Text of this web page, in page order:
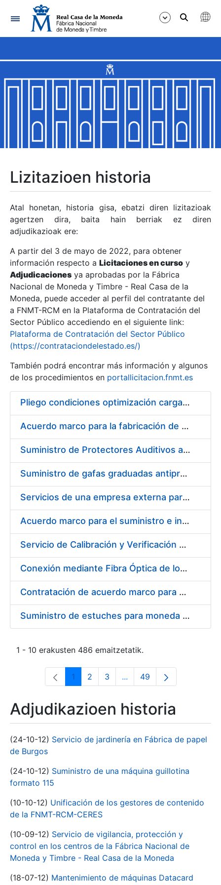
Nabigazioa
Erakutsi/Ezkutatu
Erakutsi/Ezkutatu
Erakutsi/Ezkutatu
Erakutsi/Ezkutatu
Erakutsi/Ezkutatu
Erakutsi/Ezkutatu
Erakutsi/Ezkutatu
Erakutsi/Ezkutatu
Lizitazioen historia
Atal honetan, historia gisa, ebatzi diren lizitazioak
agertzen dira, baita hain berriak ez diren
adjudikazioak ere:
A partir del 3 de mayo de 2022, para obtener
información respecto a Licitaciones en curso y
Adjudicaciones ya aprobadas por la Fábrica
Nacional de Moneda y Timbre - Real Casa de la
Moneda, puede acceder al perfil del contratante del
a FNMT-RCM en la Plataforma de Contratación del
Sector Público accediendo en el siguiente link:
Plataforma de Contratación del Sector Público
(https://contrataciondelestado.es/)
También podrá encontrar más información y algunos
de los procedimientos en portallicitacion.fnmt.es
Pliego condiciones optimización cargas compras firmado
Acuerdo marco para la fabricación de piezas
Suministro de Protectores Auditivos a medida para las personas trabajadoras de los Centros de Trabajo de Madrid y Burgos
Suministro de gafas graduadas antiproyecciones para los trabajadores de la FNMT-RCM en los centros de trabajo de Madrid y Burgos
Servicios de una empresa externa para el asesoramiento y resolución de los recursos de alzada que se presentan relacionados con procesos de selección para la FNMT-RCM
Acuerdo marco para el suministro e instalación de persianas, estores y otros complementos
Servicio de Calibración y Verificación Externa de los Equipos de Medición del Servicio de Prevención de la FNMT-RCM
Conexión mediante Fibra Óptica de los Centros de Proceso de Datos (CPDs) de las sedes de la FNMT-RCM de Burgos y Madrid
Contratación de acuerdo marco para el Suministro de Material de Electricidad para la Fábrica Nacional de Moneda y Timbre-Real Casa de la Moneda en su centro de trabajo de Burgos
Suministro de estuches para moneda de 30 €
1 - 10 erakusten 486 emaitzetatik.
Orrialdea
1 Orrialdea
2 Orrialdea
3 ...Intermediate Pages Use
Orrialdea
49
Adjudikazioen historia
(24-10-12) Servicio de jardinería en Fábrica de papel
de Burgos
(24-10-12) Suministro de una máquina guillotina
formato 115
(10-10-12) Unificación de los gestores de contenido
de la FNMT-RCM-CERES
(10-09-12) Servicio de vigilancia, protección y
control en los centros de la Fábrica Nacional de
Moneda y Timbre - Real Casa de la Moneda
(18-07-12) Mantenimiento de máquinas Datacard